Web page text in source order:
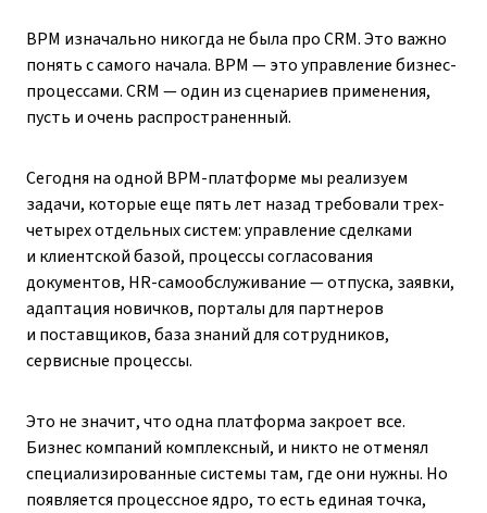
BPM изначально никогда не была про CRM. Это важно
понять с самого начала. BPM — это управление бизнес-
процессами. CRM — один из сценариев применения,
пусть и очень распространенный.
Сегодня на одной BPM-платформе мы реализуем
задачи, которые еще пять лет назад требовали трех-
четырех отдельных систем: управление сделками
и клиентской базой, процессы согласования
документов, HR-самообслуживание — отпуска, заявки,
адаптация новичков, порталы для партнеров
и поставщиков, база знаний для сотрудников,
сервисные процессы.
Это не значит, что одна платформа закроет все.
Бизнес компаний комплексный, и никто не отменял
специализированные системы там, где они нужны. Но
появляется процессное ядро, то есть единая точка,